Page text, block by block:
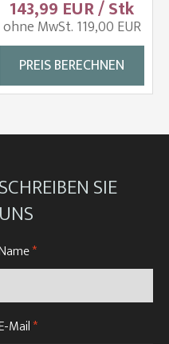
143,99 EUR / Stk
ohne MwSt. 119,00 EUR
PREIS BERECHNEN
SCHREIBEN SIE
UNS
*
Mail*